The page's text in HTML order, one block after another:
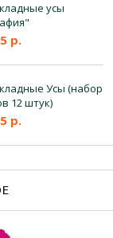
усы
р.
Усы (набор
12 штук)
р.